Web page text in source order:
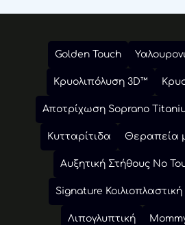
Golden Touch
Κρυολιπόλυση 3D™
Αποτρίχωση Soprano
Κυτταρίτιδα Θεραπεία
Αυξητική Στήθους No
Signature Κοιλιοπλαστική
Λιπογλυπτική